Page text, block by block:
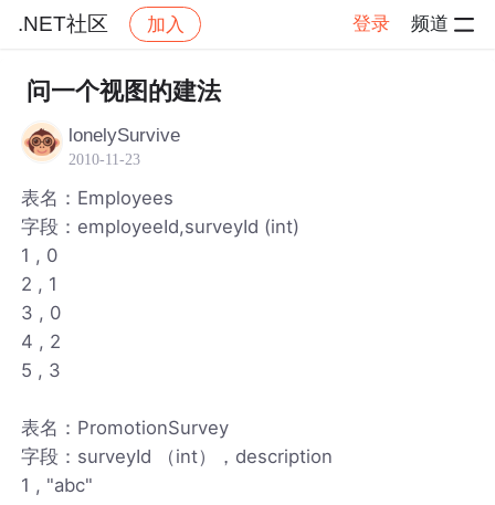
.NET社区 加入 登录 频道
社区 .NET社区 帖子详情
问一个视图的建法
lonelySurvive
2010-11-23
表名：Employees
字段：employeeId,surveyId (int)
1 , 0
2 , 1
3 , 0
4 , 2
5 , 3
表名：PromotionSurvey
字段：surveyId （int），description
1 , "abc"